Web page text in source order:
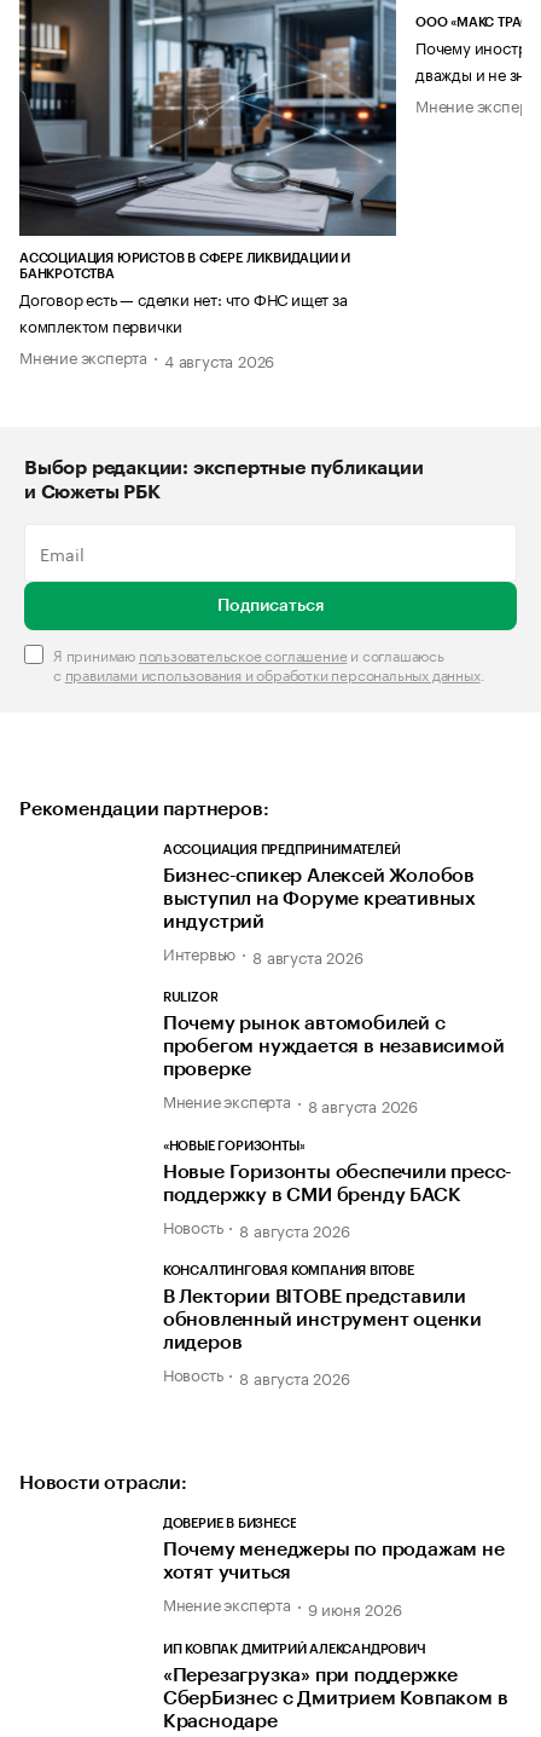
АССОЦИАЦИЯ ЮРИСТОВ В СФЕРЕ ЛИКВИДАЦИИ И
БАНКРОТСТВА
Договор есть — сделки нет: что ФНС ищет за
комплектом первички
Мнение эксперта
4 августа 2026
ООО «МАКС ТРАСТ»
Почему
дважды и не
Мнение
Выбор редакции: экспертные публикации
и Сюжеты РБК
Подписаться
Я принимаю пользовательское соглашениеи соглашаюсь
с правилами использования и обработки персональных данных.
Рекомендации партнеров:
АССОЦИАЦИЯ ПРЕДПРИНИМАТЕЛЕЙ
Бизнес-спикер Алексей Жолобов
выступил на Форуме креативных
индустрий
Интервью 8 августа 2026
RULIZOR
Почему рынок автомобилей с
пробегом нуждается в независимой
проверке
Мнение эксперта 8 августа 2026
«НОВЫЕ ГОРИЗОНТЫ»
Новые Горизонты обеспечили пресс-
поддержку в СМИ бренду БАСК
Новость 8 августа 2026
КОНСАЛТИНГОВАЯ КОМПАНИЯ BITOBE
В Лектории BITOBE представили
обновленный инструмент оценки
лидеров
Новость 8 августа 2026
Новости отрасли:
ДОВЕРИЕ В БИЗНЕСЕ
Почему менеджеры по продажам не
хотят учиться
Мнение эксперта 9 июня 2026
ИП КОВПАК ДМИТРИЙ АЛЕКСАНДРОВИЧ
«Перезагрузка» при поддержке
СберБизнес с Дмитрием Ковпаком в
Краснодаре